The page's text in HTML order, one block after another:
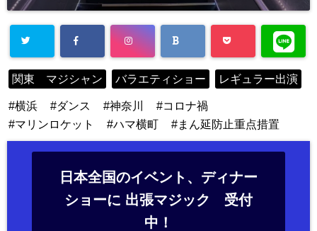
関東 マジシャン バラエティショー レギュラー出演
横浜 ダンス 神奈川
コロナ禍
マリンロケット
ハマ横町 まん延防止重点措置
日本全国のイベント、ディナー
ショーに 出張マジック 受付
中！